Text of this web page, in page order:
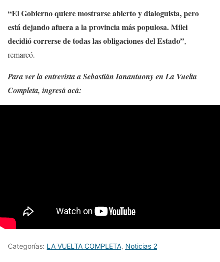
“El Gobierno quiere mostrarse abierto y dialoguista, pero
está dejando afuera a la provincia más populosa. Milei
decidió correrse de todas las obligaciones del Estado”,
remarcó.
Para ver la entrevista a Sebastián Ianantuony en La Vuelta
Completa, ingresá acá:
Categorías: LA VUELTA COMPLETA, Noticias 2